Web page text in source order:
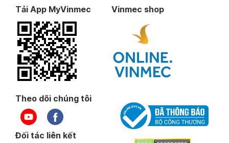
Tải App MyVinmec Vinmec shop
Theo dõi chúng tôi
Đối tác liên kết